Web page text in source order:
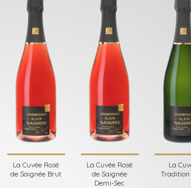
La Cuvée Rosé
de Saignée Brut
La Cuvée Rosé
de Saignée
Demi-Sec
La